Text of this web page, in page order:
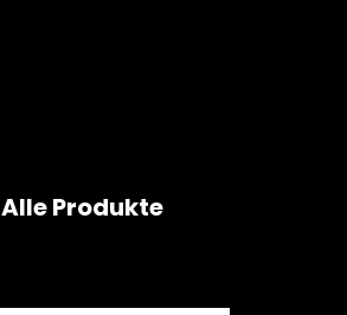
Alle Produkte